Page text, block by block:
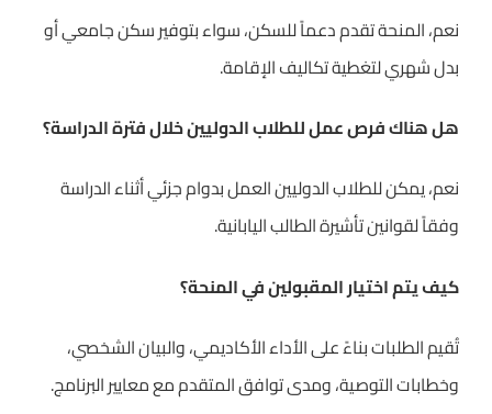
نعم، المنحة تقدم دعماً للسكن، سواء بتوفير سكن جامعي أو
بدل شهري لتغطية تكاليف الإقامة.
هل هناك فرص عمل للطلاب الدوليين خلال فترة الدراسة؟
نعم، يمكن للطلاب الدوليين العمل بدوام جزئي أثناء الدراسة
وفقاً لقوانين تأشيرة الطالب اليابانية.
كيف يتم اختيار المقبولين في المنحة؟
تُقيم الطلبات بناءً على الأداء الأكاديمي، والبيان الشخصي،
وخطابات التوصية، ومدى توافق المتقدم مع معايير البرنامج.